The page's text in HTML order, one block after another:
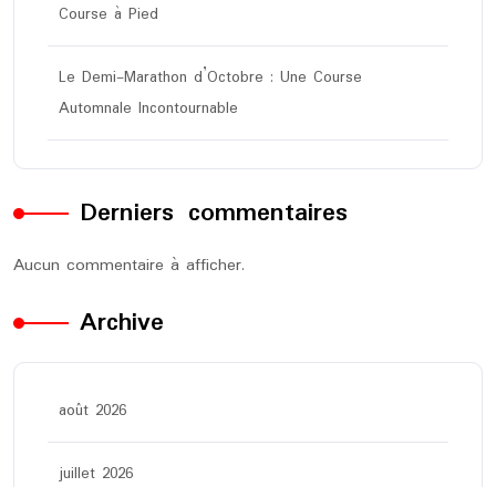
Course à Pied
Le Demi-Marathon d’Octobre : Une Course
Automnale Incontournable
Derniers commentaires
Aucun commentaire à afficher.
Archive
août 2026
juillet 2026